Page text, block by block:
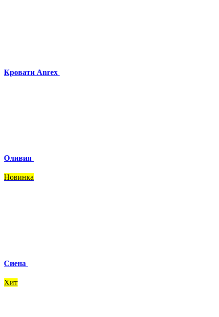
Кровати Anrex
Оливия
Новинка
Сиена
Хит